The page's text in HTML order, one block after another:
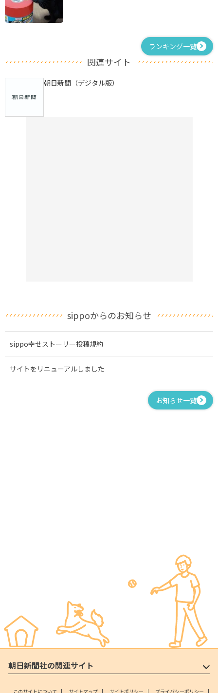
ランキング一覧
関連サイト
朝日新聞（デジタル版）
sippoからのお知らせ
sippo幸せストーリー投稿規約
サイトをリニューアルしました
お知らせ一覧
朝日新聞社の関連サイト
このサイトについて サイトマップ サイトポリシー プライバシーポリシー